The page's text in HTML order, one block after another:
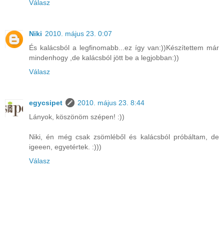
Válasz
Niki 2010. május 23. 0:07
És kalácsból a legfinomabb...ez így van:))Készítettem már
mindenhogy ,de kalácsból jött be a legjobban:))
Válasz
egycsipet
2010. május 23. 8:44
Lányok, köszönöm szépen! :))
Niki, én még csak zsömléből és kalácsból próbáltam, de
igeeen, egyetértek. :)))
Válasz